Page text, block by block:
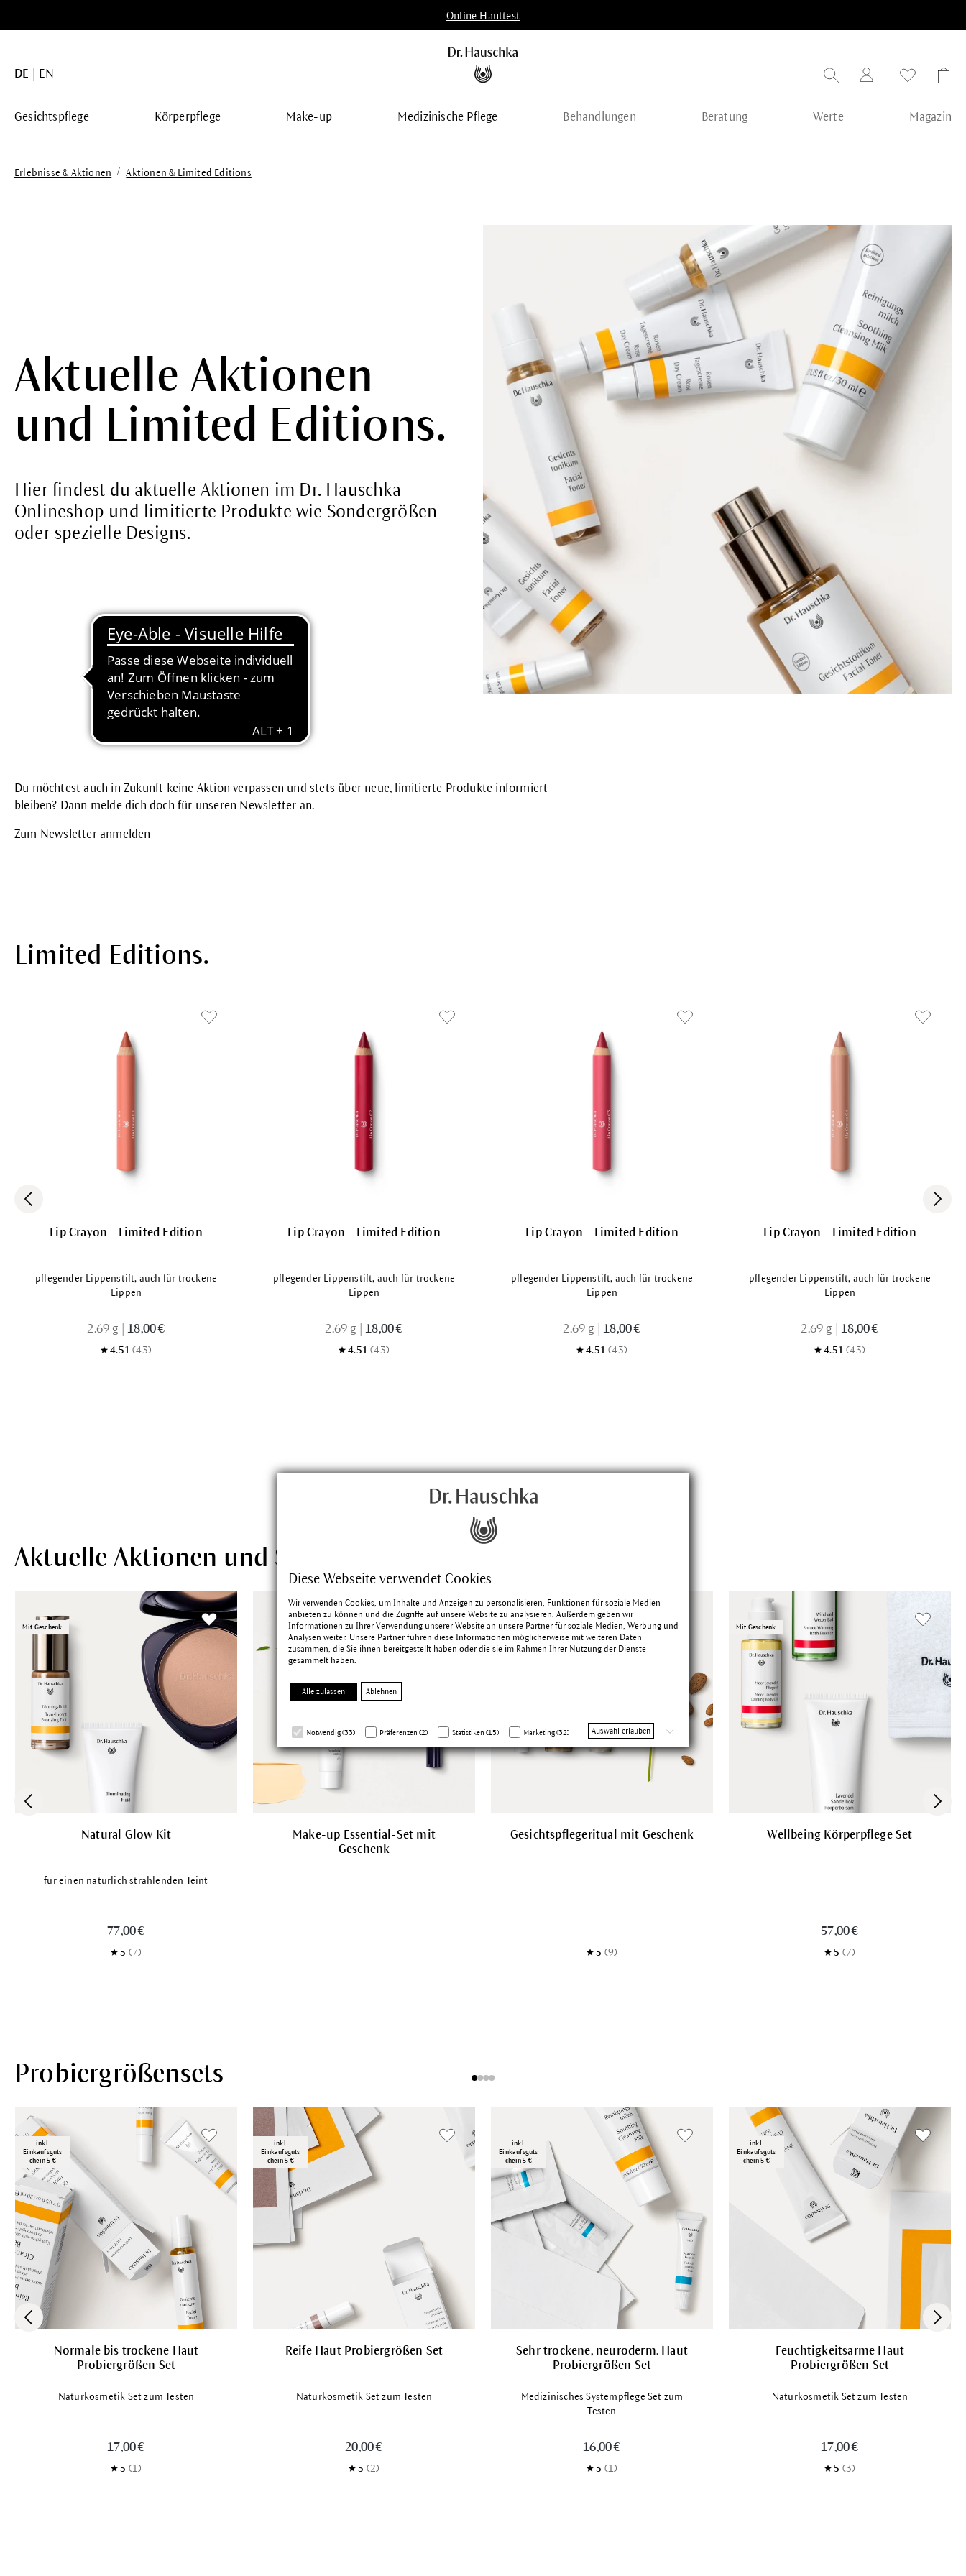
Diese Webseite verwendet Cookies
Wir verwenden Cookies, um Inhalte und Anzeigen zu personalisieren, Funktionen für soziale Medien
anbieten zu können und die Zugriffe auf unsere Website zu analysieren. Außerdem geben wir
Informationen zu Ihrer Verwendung unserer Website an unsere Partner für soziale Medien, Werbung und
Analysen weiter. Unsere Partner führen diese Informationen möglicherweise mit weiteren Daten
zusammen, die Sie ihnen bereitgestellt haben oder die sie im Rahmen Ihrer Nutzung der Dienste
gesammelt haben.
Alle zulassen Ablehnen
Notwendig (33) Präferenzen (2) Statistiken (15) Marketing (32) Auswahl erlauben
Online Hauttest
DE EN
Gesichtspflege Körperpflege Make-up Medizinische Pflege Behandlungen Beratung Werte Magazin
Erlebnisse & Aktionen / Aktionen & Limited Editions
Aktuelle Aktionen
und Limited Editions.
Hier findest du aktuelle Aktionen im Dr. Hauschka
Onlineshop und limitierte Produkte wie Sondergrößen
oder spezielle Designs.
Du möchtest auch in Zukunft keine Aktion verpassen und stets über neue, limitierte Produkte informiert
bleiben? Dann melde dich doch für unseren Newsletter an.
Zum Newsletter anmelden
Limited Editions.
Lip Crayon - Limited Edition
pflegender Lippenstift, auch für trockene
Lippen
2.69 g 18,00 €
4.51 (43)
Lip Crayon - Limited Edition
pflegender Lippenstift, auch für trockene
Lippen
2.69 g 18,00 €
4.51 (43)
Lip Crayon - Limited Edition
pflegender Lippenstift, auch für trockene
Lippen
2.69 g 18,00 €
4.51 (43)
Lip Crayon - Limited Edition
pflegender Lippenstift, auch für trockene
Lippen
2.69 g 18,00 €
4.51 (43)
Aktuelle Aktionen und Sets
Mit Geschenk
Natural Glow Kit
für einen natürlich strahlenden Teint
77,00 €
5 (7)
Make-up Essential-Set mit
Geschenk
Gesichtspflegeritual mit Geschenk
5 (9)
Mit Geschenk
Wellbeing Körperpflege Set
57,00 €
5 (7)
Probiergrößensets
inkl.
Einkaufsguts
chein 5 €
Normale bis trockene Haut
Probiergrößen Set
Naturkosmetik Set zum Testen
17,00 €
5 (1)
inkl.
Einkaufsguts
chein 5 €
Reife Haut Probiergrößen Set
Naturkosmetik Set zum Testen
20,00 €
5 (2)
inkl.
Einkaufsguts
chein 5 €
Sehr trockene, neuroderm. Haut
Probiergrößen Set
Medizinisches Systempflege Set zum
Testen
16,00 €
5 (1)
inkl.
Einkaufsguts
chein 5 €
Feuchtigkeitsarme Haut
Probiergrößen Set
Naturkosmetik Set zum Testen
17,00 €
5 (3)